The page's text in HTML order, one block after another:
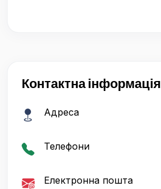
Контактна інформація
Адреса
Телефони
Електронна пошта